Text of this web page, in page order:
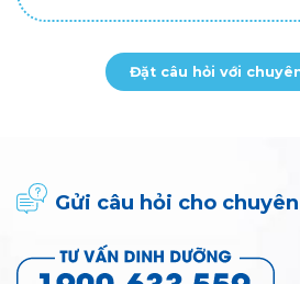
Đặt câu hỏi với
Gửi câu hỏi cho